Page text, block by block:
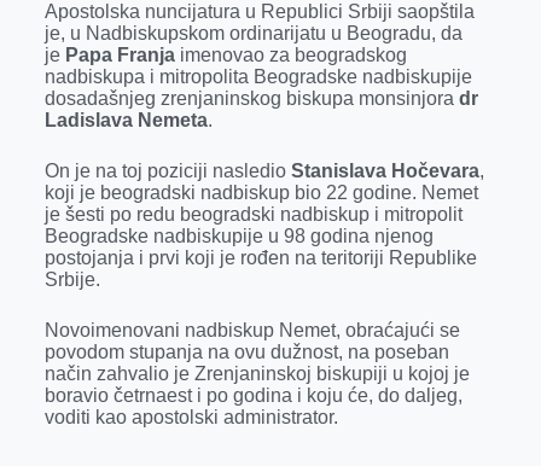
b
o
o
k
e
n
g
e
e
d
I
r
s
A
p
l
Apostolska nuncijatura u Republici Srbiji saopštila
je, u Nadbiskupskom ordinarijatu u Beogradu, da
je Papa Franjaimenovao za beogradskog
nadbiskupa i mitropolita Beogradske nadbiskupije
dosadašnjeg zrenjaninskog biskupa monsinjora dr
Ladislava Nemeta.
On je na toj poziciji nasledio Stanislava Hočevara,
koji je beogradski nadbiskup bio 22 godine. Nemet
je šesti po redu beogradski nadbiskup i mitropolit
Beogradske nadbiskupije u 98 godina njenog
postojanja i prvi koji je rođen na teritoriji Republike
Srbije.
Novoimenovani nadbiskup Nemet, obraćajući se
povodom stupanja na ovu dužnost, na poseban
način zahvalio je Zrenjaninskoj biskupiji u kojoj je
boravio četrnaest i po godina i koju će, do daljeg,
voditi kao apostolski administrator.